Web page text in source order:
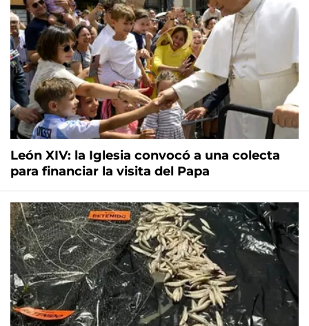
León XIV: la Iglesia convocó a una colecta
para financiar la visita del Papa